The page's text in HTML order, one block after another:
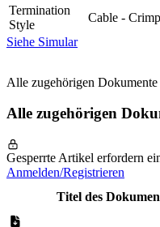
Termination
Style
Cable - Crimp
Siehe Simular
Alle zugehörigen Dokumente
Alle zugehörigen
Gesperrte Artikel erfordern
Anmelden/Registrieren
Titel des